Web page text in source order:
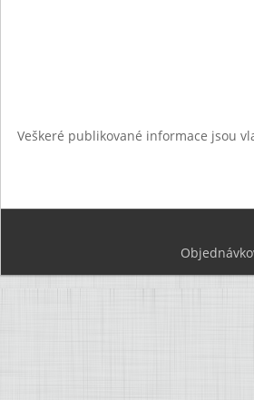
Veškeré publikované informace jsou